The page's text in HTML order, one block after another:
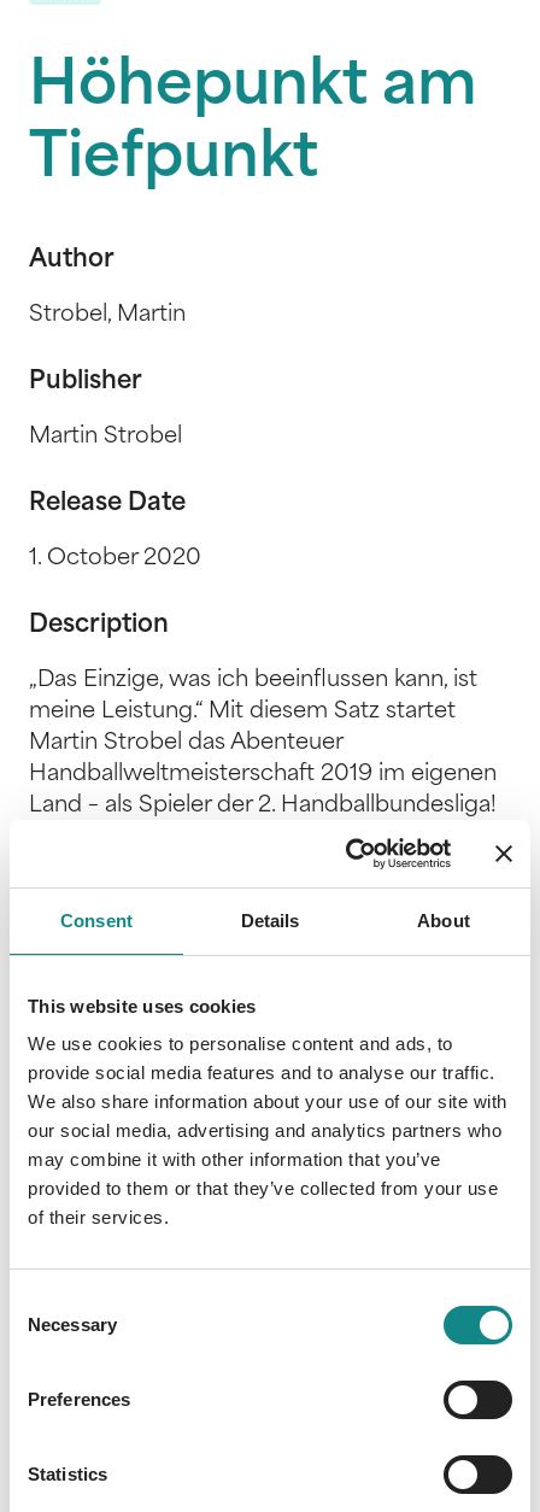
Consent Details About
This website uses cookies
We use cookies to personalise content and ads, to
provide social media features and to analyse our traffic.
We also share information about your use of our site with
our social media, advertising and analytics partners who
may combine it with other information that you’ve
provided to them or that they’ve collected from your use
of their services.
Selection
Necessary
Preferences
Statistics
Höhepunkt am
Tiefpunkt
Author
Strobel, Martin
Publisher
Martin Strobel
Release Date
1. October 2020
Description
„Das Einzige, was ich beeinflussen kann, ist
meine Leistung.“ Mit diesem Satz startet
Martin Strobel das Abenteuer
Handballweltmeisterschaft 2019 im eigenen
Land – als Spieler der 2. Handballbundesliga!
Es beginnt eine Geschichte, die geprägt ist
von Freude, Herausforderung, Kritik, Druck,
höchstem Niveau. Auf dem Höhepunkt seiner
Karriere erleidet er eine schwere
Knieverletzung. Statt sie als Tiefpunkt zu
diesem Buch reflektiert. Martin Strobel gibt
Einblick in sein Leben als Handballprofi. Er
berichtet von den Anfängen seiner Karriere
und beschreibt den Leistungssport als Welt
der Extreme, in der immer alles möglich ist.
Martin Strobel zählt aber nicht nur Highlights
Tiefschlägen – und davon, wie ein echter
Teamplayer aus solchen Situationen lernt und
daran wächst.